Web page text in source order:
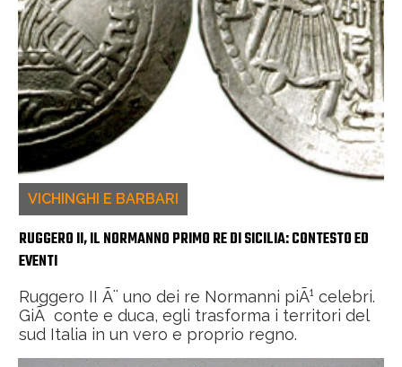
VICHINGHI E BARBARI
RUGGERO II, IL NORMANNO PRIMO RE DI SICILIA: CONTESTO ED
EVENTI
Ruggero II Ã¨ uno dei re Normanni piÃ¹ celebri.
GiÃ conte e duca, egli trasforma i territori del
sud Italia in un vero e proprio regno.